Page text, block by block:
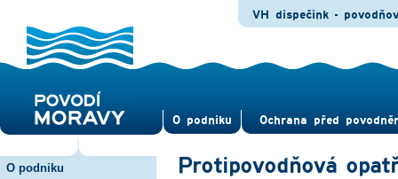
O pod­niku Ochrana před
VH dispečink -
O podniku
Protipovodňová